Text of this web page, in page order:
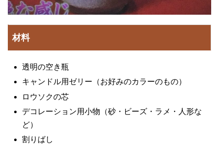
材料
透明の空き瓶
キャンドル用ゼリー（お好みのカラーのもの）
ロウソクの芯
デコレーション用小物（砂・ビーズ・ラメ・人形な
ど）
割りばし